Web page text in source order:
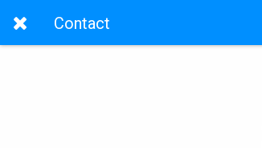
Contact